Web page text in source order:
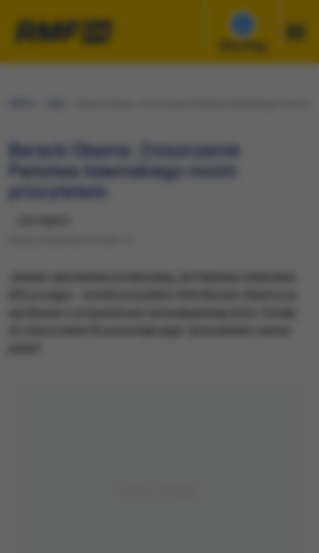
Słuchaj
Barack Obama: Zniszczenie
Państwa Islamskiego moim
priorytetem